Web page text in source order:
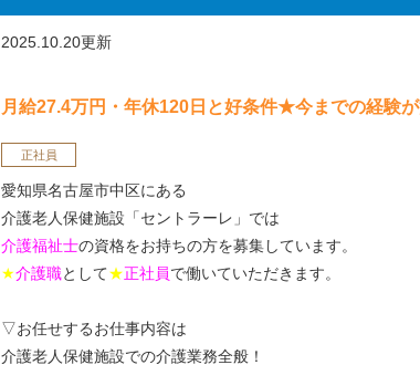
2025.10.20更新
月給27.4万円・年休120日と好条件★今までの経験
正社員
愛知県名古屋市中区にある
介護老人保健施設「セントラーレ」では
介護福祉士の資格をお持ちの方を募集しています。
★介護職として★正社員で働いていただきます。
▽お任せするお仕事内容は
介護老人保健施設での介護業務全般！